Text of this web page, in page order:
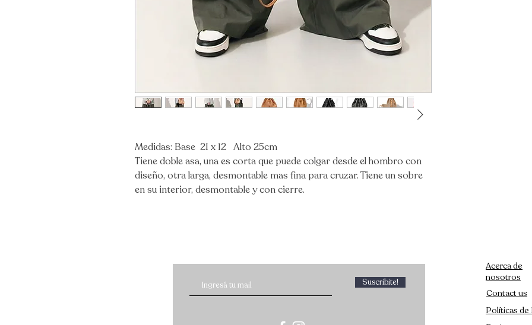
Medidas: Base 21 x 12 Alto 25cm
Tiene doble asa, una es corta que puede colgar desde el hombro con
diseño, otra larga, desmontable mas fina para cruzar. Tiene un sobre
en su interior, desmontable y con cierre.
Suscribite!
Acerca de
nosotros
Contact us
Políticas de